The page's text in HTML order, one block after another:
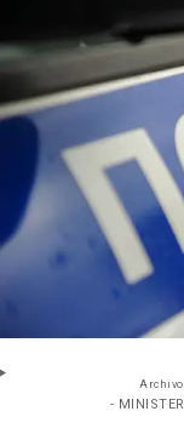
Archivo
-